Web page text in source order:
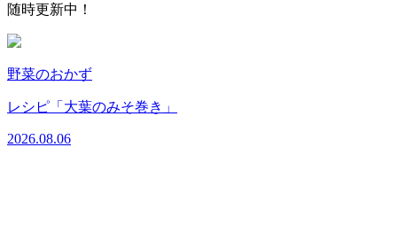
随時更新中！
野菜のおかず
レシピ「大葉のみそ巻き」
2026.08.06